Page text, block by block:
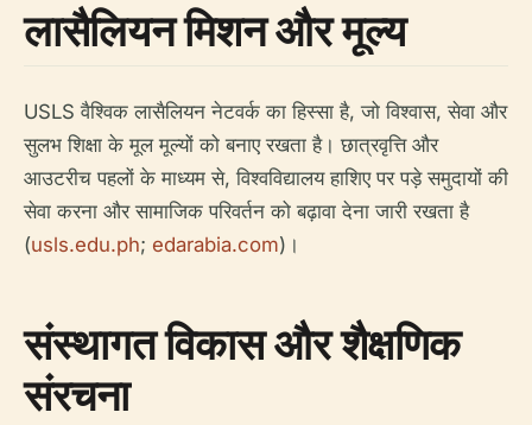
लासैलियन मिशन और मूल्य
USLS वैश्विक लासैलियन नेटवर्क का हिस्सा है, जो विश्वास, सेवा और
सुलभ शिक्षा के मूल मूल्यों को बनाए रखता है। छात्रवृत्ति और
आउटरीच पहलों के माध्यम से, विश्वविद्यालय हाशिए पर पड़े समुदायों की
सेवा करना और सामाजिक परिवर्तन को बढ़ावा देना जारी रखता है
(usls.edu.ph; edarabia.com)।
संस्थागत विकास और शैक्षणिक
संरचना